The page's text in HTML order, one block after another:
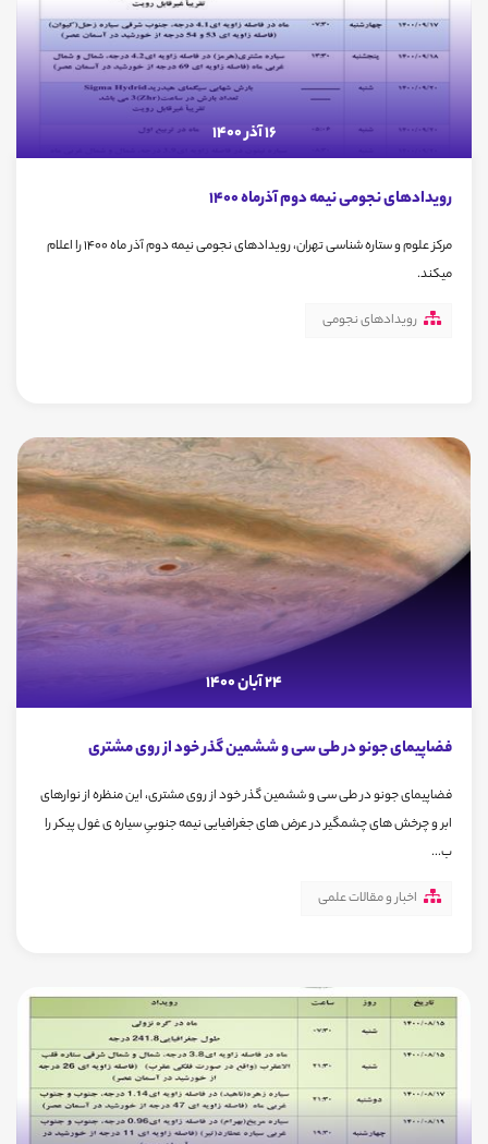
16 آذر 1400
رویدادهای نجومی نیمه دوم آذرماه 1400
مرکز علوم و ستاره شناسی تهران، رویدادهای نجومی نیمه دوم آذر ماه 1400 را اعلام
میکند.
رویدادهای نجومی
24 آبان 1400
فضاپیمای جونو در طی سی و ششمین گذر خود از روی مشتری
فضاپیمای جونو در طی سی و ششمین گذر خود از روی مشتری، این منظره از نوارهای
ابر و چرخش های چشمگیر در عرض های جغرافیایی نیمه جنوبیِ سیاره ی غول پیکر را
ب...
اخبار و مقالات علمی